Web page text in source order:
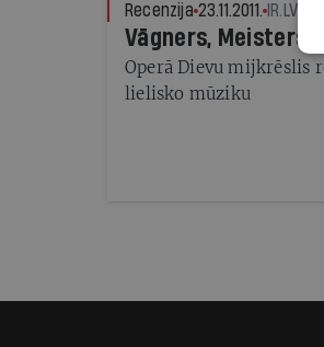
Recenzija 23.11.2011. IR.LV
Vāgners, Meisters
Operā Dievu mijkrēslis
lielisko mūziku